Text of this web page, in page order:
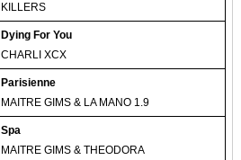
KILLERS
Dying For You
CHARLI XCX
Parisienne
MAITRE GIMS & LA MANO 1.9
Spa
MAITRE GIMS & THEODORA